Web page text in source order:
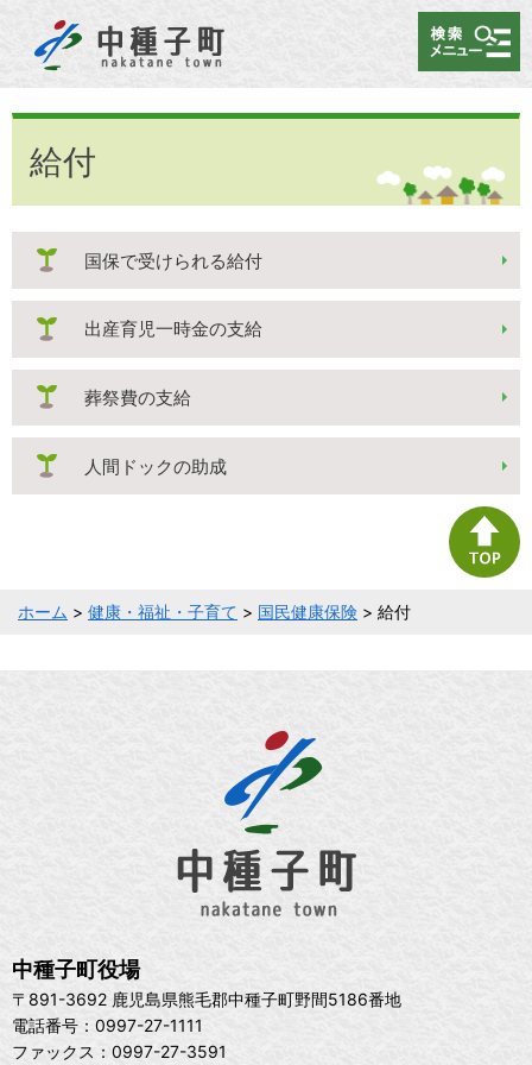
メニュー
給付
国保で受けられる給付
出産育児一時金の支給
葬祭費の支給
人間ドックの助成
ホーム > 健康・福祉・子育て > 国民健康保険 > 給付
中種子町役場
〒891-3692 鹿児島県熊毛郡中種子町野間5186番地
電話番号：0997-27-1111
ファックス：0997-27-3591